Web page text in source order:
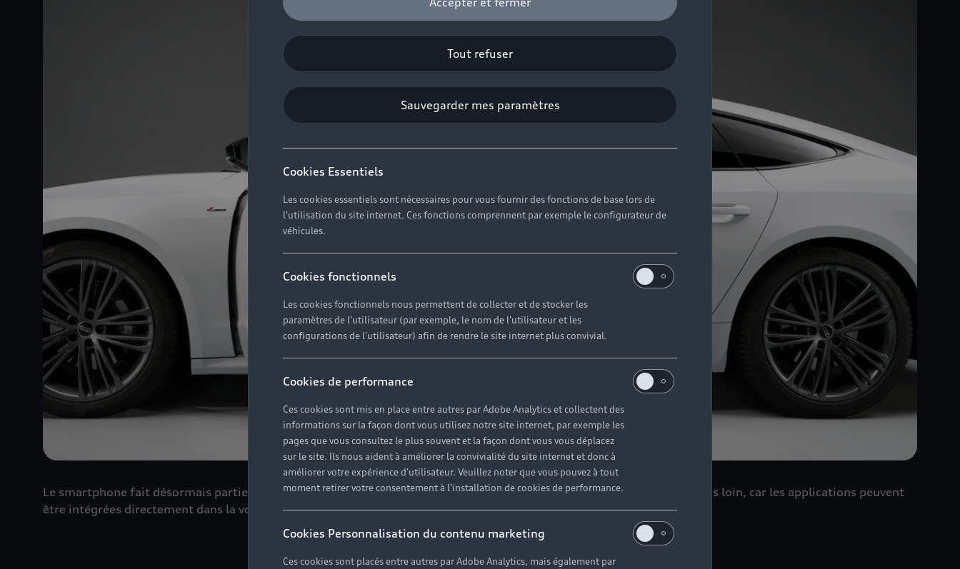
Le smartphone fait désormais partie intégrante de notre vie. Le nouvel Audi Application Store¹ (en option) va encore plus loin, car les applications peuvent
être intégrées directement dans la voiture et accessibles via le MMI. C'est la fonction préférée de Stephanie Eckardt.
Tout refuser
Sauvegarder mes paramètres
Cookies Essentiels
Les cookies essentiels sont nécessaires pour vous fournir des fonctions de base lors de
l'utilisation du site internet. Ces fonctions comprennent par exemple le configurateur de
véhicules.
Cookies fonctionnels
Les cookies fonctionnels nous permettent de collecter et de stocker les
paramètres de l'utilisateur (par exemple, le nom de l'utilisateur et les
configurations de l'utilisateur) afin de rendre le site internet plus convivial.
Cookies de performance
Ces cookies sont mis en place entre autres par Adobe Analytics et collectent des
informations sur la façon dont vous utilisez notre site internet, par exemple les
pages que vous consultez le plus souvent et la façon dont vous vous déplacez
sur le site. Ils nous aident à améliorer la convivialité du site internet et donc à
améliorer votre expérience d'utilisateur. Veuillez noter que vous pouvez à tout
moment retirer votre consentement à l'installation de cookies de performance.
Cookies Personnalisation du contenu marketing
Ces cookies sont placés entre autres par Adobe Analytics, mais également par